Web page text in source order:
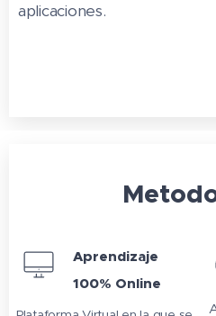
aplicaciones.
Aprendizaje
100% Online